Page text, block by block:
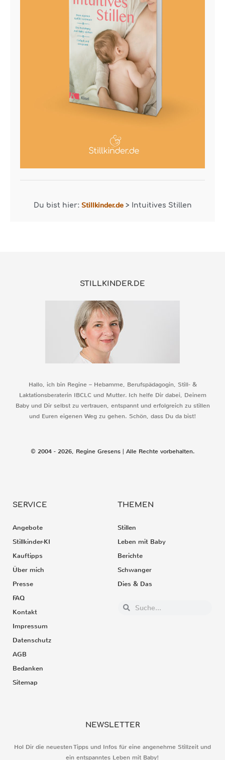
Du bist hier: Stillkinder.de> Intuitives Stillen
STILLKINDER.DE
Hallo, ich bin Regine – Hebamme, Berufspädagogin, Still- &
Laktationsberaterin IBCLC und Mutter. Ich helfe Dir dabei, Deinem
Baby und Dir selbst zu vertrauen, entspannt und erfolgreich zu stillen
und Euren eigenen Weg zu gehen. Schön, dass Du da bist!
© 2004 - 2026, Regine Gresens | Alle Rechte vorbehalten.
SERVICE
Angebote
Stillkinder-KI
Kauftipps
Über mich
Presse
FAQ
Kontakt
Impressum
Datenschutz
AGB
Bedanken
Sitemap
THEMEN
Stillen
Leben mit Baby
Berichte
Schwanger
Dies & Das
NEWSLETTER
Hol Dir die neuesten Tipps und Infos für eine angenehme Stillzeit und
ein entspanntes Leben mit Baby!